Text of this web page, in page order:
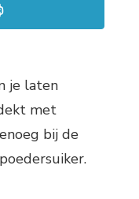
je laten
met
bij de